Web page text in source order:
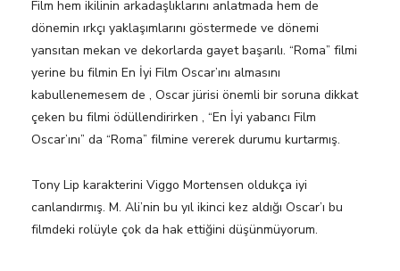
Film hem ikilinin arkadaşlıklarını anlatmada hem de
dönemin ırkçı yaklaşımlarını göstermede ve dönemi
yansıtan mekan ve dekorlarda gayet başarılı. “Roma” filmi
yerine bu filmin En İyi Film Oscar’ını almasını
kabullenemesem de , Oscar jürisi önemli bir soruna dikkat
çeken bu filmi ödüllendirirken , “En İyi yabancı Film
Oscar’ını” da “Roma” filmine vererek durumu kurtarmış.
Tony Lip karakterini Viggo Mortensen oldukça iyi
canlandırmış. M. Ali’nin bu yıl ikinci kez aldığı Oscar’ı bu
filmdeki rolüyle çok da hak ettiğini düşünmüyorum.